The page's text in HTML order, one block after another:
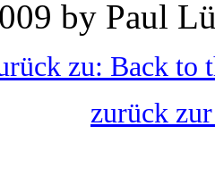
by Paul
zu: Back to
zurück